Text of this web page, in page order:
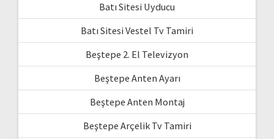
Batı Sitesi Uyducu
Batı Sitesi Vestel Tv Tamiri
Beştepe 2. El Televizyon
Beştepe Anten Ayarı
Beştepe Anten Montaj
Beştepe Arçelik Tv Tamiri